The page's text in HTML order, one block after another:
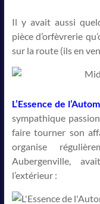
Il y avait aussi
pièce d’orfèvrerie
sur la route (ils en
L’Essence de
sympathique
faire tourner son
organise
Aubergenville,
l’extérieur :